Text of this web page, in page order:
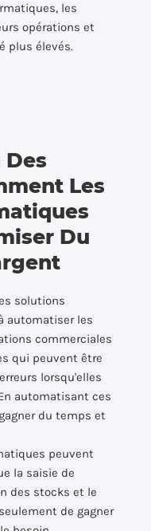
les
opérations et
plus élevés.
Les
Du
solutions
automatiser les
commerciales
qui peuvent être
lorsqu'elles
automatisant ces
du temps et
peuvent
la saisie de
des stocks et le
de gagner